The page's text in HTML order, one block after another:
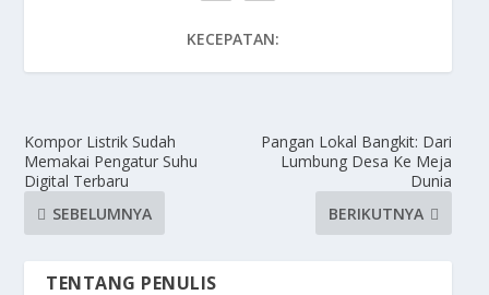
KECEPATAN:
Kompor Listrik Sudah
Memakai Pengatur Suhu
Digital Terbaru
SEBELUMNYA
Pangan Lokal Bangkit: Dari
Lumbung Desa Ke Meja
Dunia
BERIKUTNYA
TENTANG PENULIS